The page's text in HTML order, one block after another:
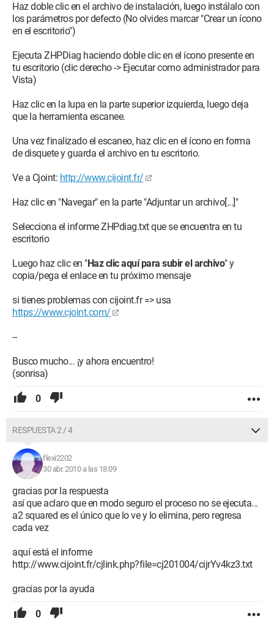
Haz doble clic en el archivo de instalación, luego instálalo con
los parámetros por defecto (No olvides marcar "Crear un ícono
en el escritorio")
Ejecuta ZHPDiag haciendo doble clic en el ícono presente en
tu escritorio (clic derecho -> Ejecutar como administrador para
Vista)
Haz clic en la lupa en la parte superior izquierda, luego deja
que la herramienta escanee.
Una vez finalizado el escaneo, haz clic en el ícono en forma
de disquete y guarda el archivo en tu escritorio.
Ve a Cjoint: http://www.cijoint.fr/
Haz clic en "Navegar" en la parte "Adjuntar un archivo[...]"
Selecciona el informe ZHPdiag.txt que se encuentra en tu
escritorio
Luego haz clic en "Haz clic aquí para subir el archivo" y
copia/pega el enlace en tu próximo mensaje
si tienes problemas con cijoint.fr => usa
https://www.cjoint.com/
--
Busco mucho... ¡y ahora encuentro!
(sonrisa)
0
RESPUESTA 2 / 4
flexi2202
30 abr. 2010 a las 18:09
gracias por la respuesta
así que aclaro que en modo seguro el proceso no se ejecuta...
a2 squared es el único que lo ve y lo elimina, pero regresa
cada vez
aquí está el informe
http://www.cijoint.fr/cjlink.php?file=cj201004/cijrYv4kz3.txt
gracias por la ayuda
0